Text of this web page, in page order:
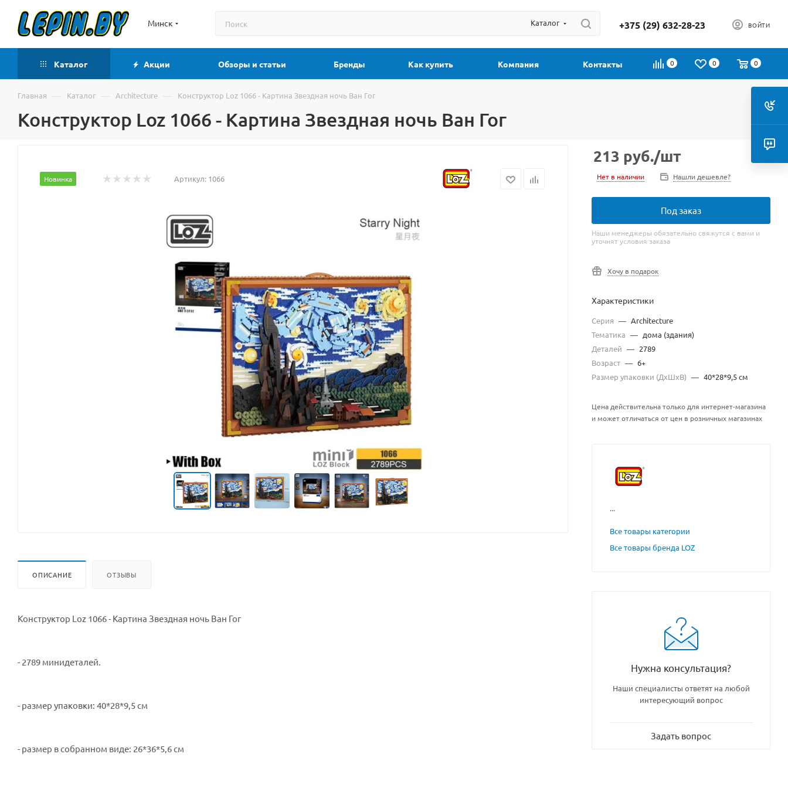
Минск Каталог +375 (29) 632-28-23 ВОЙТИ
0 0 0
Каталог Акции Обзоры и статьи Бренды Как купить Компания Контакты
Главная — Каталог — Architecture — Конструктор Loz 1066 - Картина Звездная ночь Ван Гог
Конструктор Loz 1066 - Картина Звездная ночь Ван Гог
Новинка Артикул: 1066
ОПИСАНИЕ ОТЗЫВЫ
Конструктор Loz 1066 - Картина Звездная ночь Ван Гог
- 2789 минидеталей.
- размер упаковки: 40*28*9,5 см
- размер в собранном виде: 26*36*5,6 см
213 руб./шт
Нет в наличии Нашли дешевле?
Под заказ
Наши менеджеры обязательно свяжутся с вами и
уточнят условия заказа
Хочу в подарок
Характеристики
Серия — Architecture
Тематика — дома (здания)
Деталей — 2789
Возраст — 6+
Размер упаковки (ДхШхВ) — 40*28*9,5 см
Цена действительна только для интернет-магазина
и может отличаться от цен в розничных магазинах
...
Все товары категории
Все товары бренда LOZ
Нужна консультация?
Наши специалисты ответят на любой
интересующий вопрос
Задать вопрос